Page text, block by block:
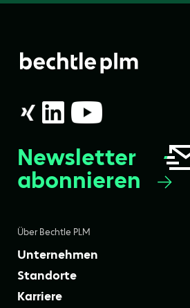
Über Bechtle PLM
Unternehmen
Standorte
Karriere
Newsletter
abonnieren